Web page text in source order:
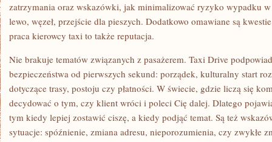
zatrzymania oraz wskazówki, jak minimalizować ryzyko wypadku
lewo, węzeł, przejście dla pieszych. Dodatkowo omawiane są
praca kierowcy taxi to także reputacja.
Nie brakuje tematów związanych z pasażerem. Taxi Drive
bezpieczeństwa od pierwszych sekund: porządek, kulturalny start
dotyczące trasy, postoju czy płatności. W świecie, gdzie liczą się
decydować o tym, czy klient wróci i poleci Cię dalej. Dlatego
tym kiedy lepiej zostawić ciszę, a kiedy podjąć temat. Są też
sytuacje: spóźnienie, zmiana adresu, nieporozumienia, czy zwykłe